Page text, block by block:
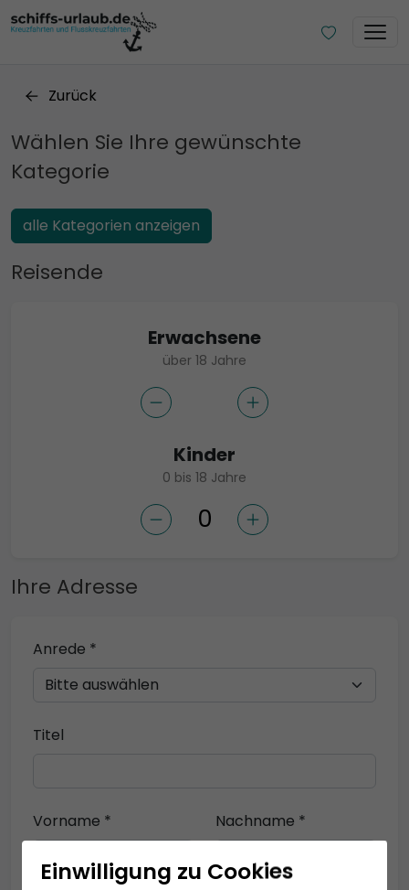
Zurück
Wählen Sie Ihre gewünschte
Kategorie
alle Kategorien anzeigen
Reisende
Erwachsene
über 18 Jahre
Kinder
0 bis 18 Jahre
Ihre Adresse
Anrede *
Titel
Vorname * Nachname *
Einwilligung zu Cookies